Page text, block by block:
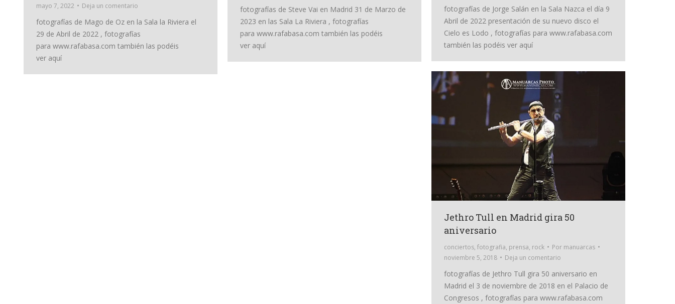
fotografías de Steve Vai en Madrid 31 de Marzo de
2023 en las Sala La Riviera , fotografías
para www.rafabasa.com también las podéis
ver aquí
mayo 7, 2022
Deja un comentario
fotografías de Mago de Oz en la Sala la Riviera el
29 de Abril de 2022 , fotografías
para www.rafabasa.com también las podéis
ver aquí
fotografías de Jorge Salán en la Sala Nazca el día 9
Abril de 2022 presentación de su nuevo disco el
Cielo es Lodo , fotografías para www.rafabasa.com
también las podéis ver aquí
Jethro Tull en Madrid gira 50
aniversario
conciertos, fotografia, prensa, rock Por manuarcas
noviembre 5, 2018
Deja un comentario
fotografías de Jethro Tull gira 50 aniversario en
Madrid el 3 de noviembre de 2018 en el Palacio de
Congresos , fotografías para www.rafabasa.com